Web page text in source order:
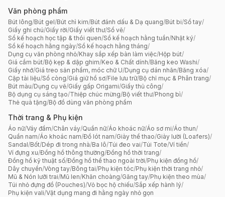
Văn phòng phẩm
Bút lông/Bút gel/Bút chì kim/Bút đánh dấu & Dạ quang/Bút bi/Sổ tay/
Giấy ghi chú/Giấy rời/Giấy viết thư/Sổ vẽ/
Sổ kế hoạch học tập & thói quen/Sổ kế hoạch hằng tuần/Nhật ký/
Sổ kế hoạch hằng ngày/Sổ kế hoạch hằng tháng/
Dụng cụ văn phòng nhỏ/Khay sắp xếp bàn làm việc/Hộp bút/
Giá cắm bút/Bộ kẹp & dập ghim/Keo & Chất dính/Băng keo Washi/
Giấy nhớ/Giá treo sản phẩm, móc chữ U/Dụng cụ dán nhãn/Băng xóa/
Cặp tài liệu/Sổ còng/Giá giữ hồ sơ/File lưu trữ/Bộ chỉ mục & Phân trang/
Bút màu/Dụng cụ vẽ/Giấy gấp Origami/Giấy thủ công/
Bộ dụng cụ sáng tạo/Thiệp chúc mừng/Bộ viết thư/Phong bì/
Thẻ quà tặng/Bộ đồ dùng văn phòng phẩm
Thời trang & Phụ kiện
Áo nữ/Váy đầm/Chân váy/Quần nữ/Áo khoác nữ/Áo sơ mi/Áo thun/
Quần nam/Áo khoác nam/Đồ lót nam/Giày thể thao/Giày lười (Loafers)/
Sandal/Bốt/Dép đi trong nhà/Ba lô/Túi đeo vai/Túi Tote/Ví tiền/
Ví đựng xu/Đồng hồ thông thường/Đồng hồ thời trang/
Đồng hồ kỹ thuật số/Đồng hồ thể thao ngoài trời/Phụ kiện đồng hồ/
Dây chuyền/Vòng tay/Bông tai/Phụ kiện tóc/Phụ kiện thời trang nhỏ/
Mũ & Nón lưỡi trai/Mũ len/Khăn choàng/Găng tay/Phụ kiện theo mùa/
Túi nhỏ đựng đồ (Pouches)/Vỏ bọc hộ chiếu/Sắp xếp hành lý/
Phụ kiện vali/Vật dụng mang đi hằng ngày nhỏ gọn